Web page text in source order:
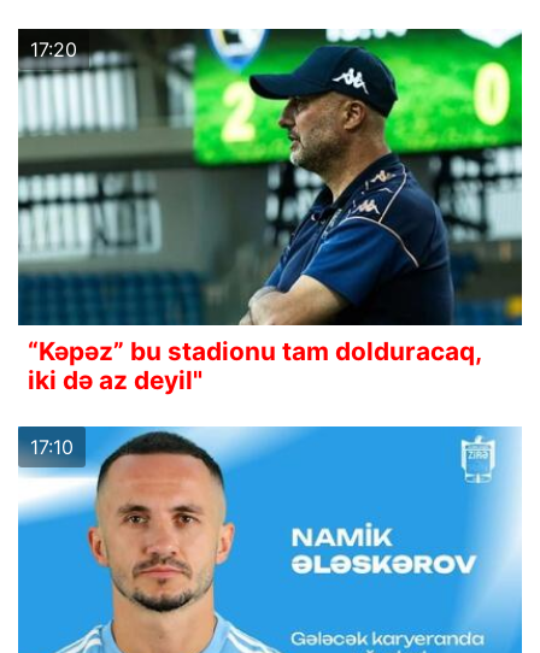
17:20
“Kəpəz” bu stadionu tam dolduracaq,
iki də az deyil"
17:10